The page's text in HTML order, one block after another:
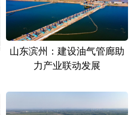
山东滨州：建设油气管廊助
力产业联动发展